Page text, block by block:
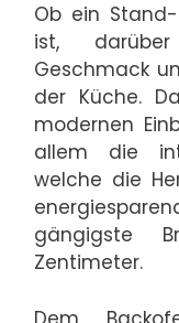
Ob ein
ist,
Geschmack
der Küche.
modernen
allem die
welche die
gängigste
Zentimeter.